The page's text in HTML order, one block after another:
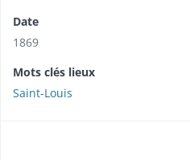
Date
1869
Mots clés lieux
Saint-Louis